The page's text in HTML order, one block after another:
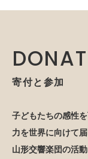
寄付と参加
子どもたちの感性
力を世界に向けて届
山形交響楽団の活